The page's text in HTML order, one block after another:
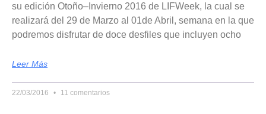
su edición Otoño–Invierno 2016 de LIFWeek, la cual se
realizará del 29 de Marzo al 01de Abril, semana en la que
podremos disfrutar de doce desfiles que incluyen ocho
Leer Más
22/03/2016 11 comentarios